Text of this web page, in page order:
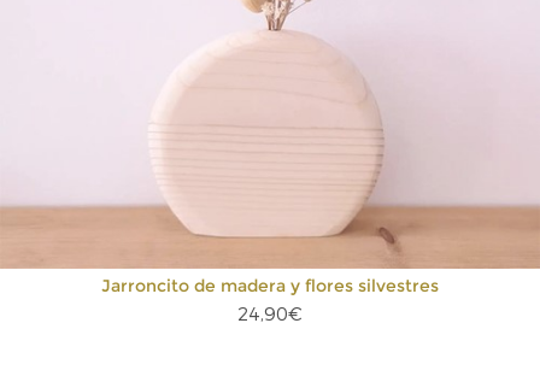
Jarroncito de madera y flores silvestres
24,90€